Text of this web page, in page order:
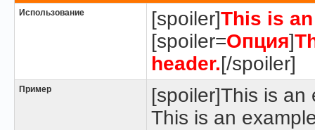
Использование [spoiler]This is
[spoiler=Опция]
header.[/spoiler]
Пример
[spoiler]This is an
This is an